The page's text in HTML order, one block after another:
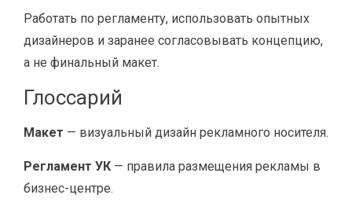
Работать по регламенту, использовать опытных
дизайнеров и заранее согласовывать концепцию,
а не финальный макет.
Глоссарий
Макет — визуальный дизайн рекламного носителя.
Регламент УК — правила размещения рекламы в
бизнес-центре.